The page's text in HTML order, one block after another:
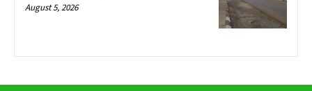
August 5, 2026